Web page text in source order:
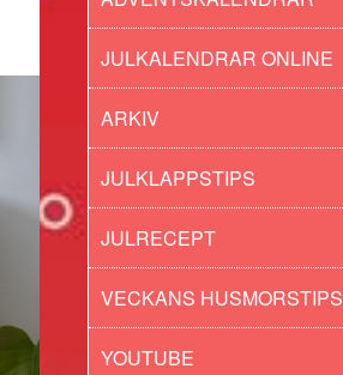
JULKALENDRAR ONLINE
ARKIV
JULKLAPPSTIPS
JULRECEPT
VECKANS HUSMORSTIPS
YOUTUBE